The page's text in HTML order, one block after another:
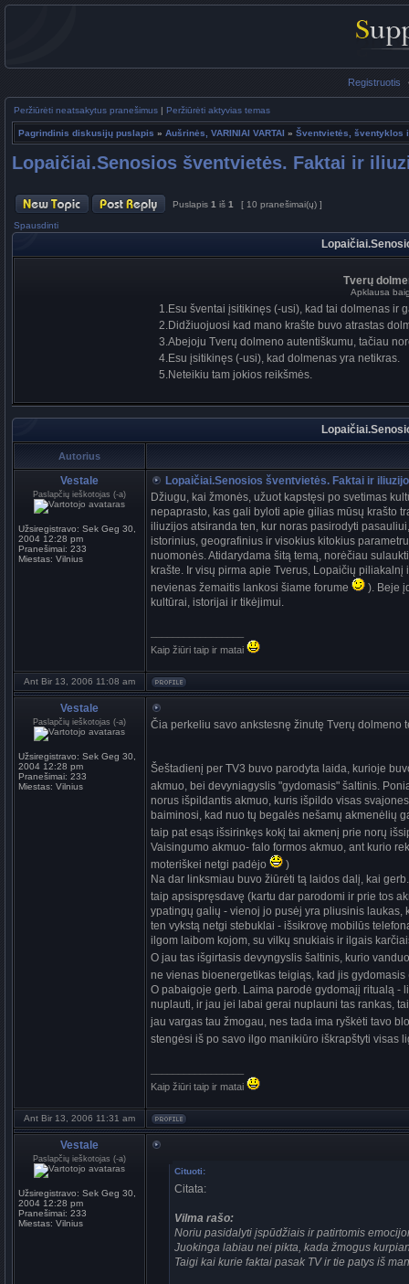
Registruotis
Peržiūrėti neatsakytus pranešimus | Peržiūrėti aktyvias temas
Pagrindinis diskusijų puslapis » Aušrinės, VARINIAI VARTAI » Šventvietės, šventyklos
Lopaičiai.Senosios šventvietės. Faktai ir
Puslapis 1 iš 1 [ 10 pranešimai(ų) ]
Spausdinti
Tverų
Apklausa
1.Esu šventai įsitikinęs (-usi), kad tai dolmenas ir
2.Didžiuojuosi kad mano krašte buvo atrastas
3.Abejoju Tverų dolmeno autentiškumu, tačiau
4.Esu įsitikinęs (-usi), kad dolmenas yra netikras.
5.Neteikiu tam jokios reikšmės.
Autorius
Vestale
Paslapčių ieškotojas (-a)
Užsiregistravo: Sek Geg 30,
2004 12:28 pm
Pranešimai: 233
Miestas: Vilnius
Lopaičiai.Senosios šventvietės. Faktai ir
Džiugu, kai žmonės, užuot kapstęsi po svetimas
nepaprasto, kas gali byloti apie gilias mūsų krašto
iliuzijos atsiranda ten, kur noras pasirodyti
istorinius, geografinius ir visokius kitokius
nuomonės. Atidarydama šitą temą, norėčiau
krašte. Ir visų pirma apie Tverus, Lopaičių
nevienas žemaitis lankosi šiame forume
). Beje
kultūrai, istorijai ir tikėjimui.
Kaip žiūri taip ir matai
Ant Bir 13, 2006 11:08 am
Vestale
Paslapčių ieškotojas (-a)
Užsiregistravo: Sek Geg 30,
2004 12:28 pm
Pranešimai: 233
Miestas: Vilnius
Čia perkeliu savo ankstesnę žinutę Tverų dolmeno
Šeštadienį per TV3 buvo parodyta laida, kurioje
akmuo, bei devyniagyslis "gydomasis" šaltinis.
norus išpildantis akmuo, kuris išpildo visas
baiminosi, kad nuo tų begalės nešamų akmenėlių
taip pat esąs išsirinkęs kokį tai akmenį prie norų
Vaisingumo akmuo- falo formos akmuo, ant kurio
moteriškei netgi padėjo
)
Na dar linksmiau buvo žiūrėti tą laidos dalį, kai
taip apsispręsdavę (kartu dar parodomi ir prie tos
ypatingų galių - vienoj jo pusėj yra pliusinis
ten vykstą netgi stebuklai - išsikrovę mobilūs
ilgom laibom kojom, su vilkų snukiais ir ilgais
O jau tas išgirtasis devyngyslis šaltinis, kurio
ne vienas bioenergetikas teigiąs, kad jis
O pabaigoje gerb. Laima parodė gydomajį ritualą -
nuplauti, ir jau jei labai gerai nuplauni tas rankas,
jau vargas tau žmogau, nes tada ima ryškėti tavo
stengėsi iš po savo ilgo manikiūro iškrapštyti visas
Kaip žiūri taip ir matai
Ant Bir 13, 2006 11:31 am
Vestale
Paslapčių ieškotojas (-a)
Užsiregistravo: Sek Geg 30,
2004 12:28 pm
Pranešimai: 233
Miestas: Vilnius
Cituoti:
Citata:
Vilma rašo:
Noriu pasidalyti įspūdžiais ir patirtomis
Juokinga labiau nei pikta, kada žmogus
Taigi kai kurie faktai pasak TV ir tie patys iš